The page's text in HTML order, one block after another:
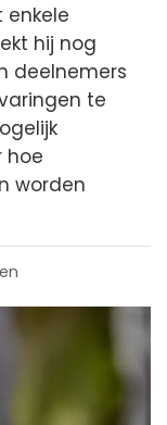
hij nog
deelnemers
te
hoe
worden